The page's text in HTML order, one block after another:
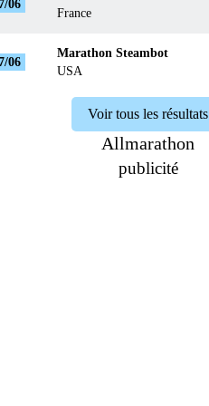
06
France
06
Marathon Steambot
USA
Voir tous les résultats
Allmarathon
publicité